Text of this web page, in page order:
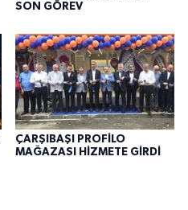
SON GÖREV
ÇARŞIBAŞI PROFİLO
MAĞAZASI HİZMETE GİRDİ